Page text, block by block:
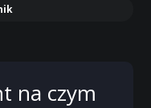
na czym